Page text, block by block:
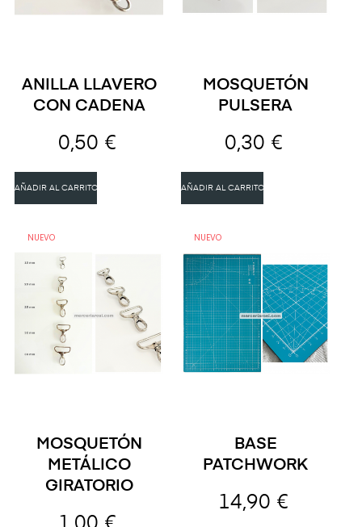
ANILLA LLAVERO
CON CADENA
0,50 €
AÑADIR AL CARRITO
MOSQUETÓN
PULSERA
0,30 €
AÑADIR AL CARRITO
NUEVO
MOSQUETÓN
METÁLICO
GIRATORIO
NUEVO
BASE
PATCHWORK
14,90 €